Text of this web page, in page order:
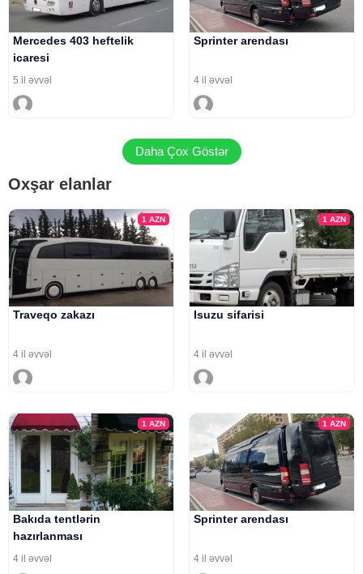
Mercedes 403 heftelik
icaresi
5 il əvvəl
Sprinter arendası
4 il əvvəl
Daha Çox Göstər
Oxşar elanlar
1AZN
Traveqo zakazı
4 il əvvəl
1 AZN
Isuzu sifarisi
4 il əvvəl
1AZN
Bakıda tentlərin
hazırlanması
4 il əvvəl
1 AZN
Sprinter arendası
4 il əvvəl